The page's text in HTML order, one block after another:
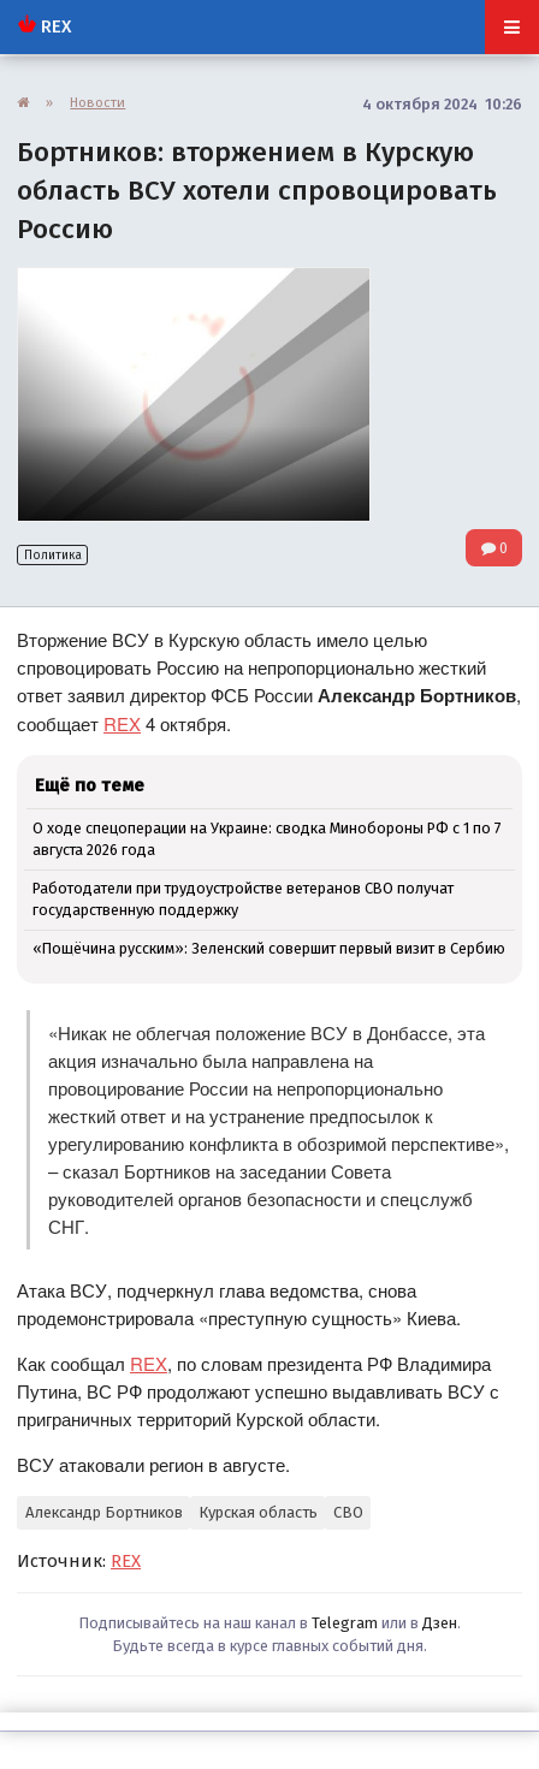
REX
» Новости 4 октября 2024 10:26
Бортников: вторжением в Курскую
область ВСУ хотели спровоцировать
Россию
Политика 0
Вторжение ВСУ в Курскую область имело целью
спровоцировать Россию на непропорционально жесткий
ответ заявил директор ФСБ РоссииАлександр Бортников,
сообщает REX4 октября.
Ещё по теме
О ходе спецоперации на Украине: сводка Минобороны РФ с 1 по 7
августа 2026 года
Работодатели при трудоустройстве ветеранов СВО получат
государственную поддержку
«Пощёчина русским»: Зеленский совершит первый визит в Сербию
«Никак не облегчая положение ВСУ в Донбассе, эта
акция изначально была направлена на
провоцирование России на непропорционально
жесткий ответ и на устранение предпосылок к
урегулированию конфликта в обозримой перспективе»,
– сказал Бортников на заседании Совета
руководителей органов безопасности и спецслужб
СНГ.
Атака ВСУ, подчеркнул глава ведомства, снова
продемонстрировала «преступную сущность» Киева.
Как сообщал REX, по словам президента РФ Владимира
Путина, ВС РФ продолжают успешно выдавливать ВСУ с
приграничных территорий Курской области.
ВСУ атаковали регион в августе.
Александр Бортников Курская область СВО
Источник: REX
Подписывайтесь на наш канал в Telegram или в Дзен.
Будьте всегда в курсе главных событий дня.